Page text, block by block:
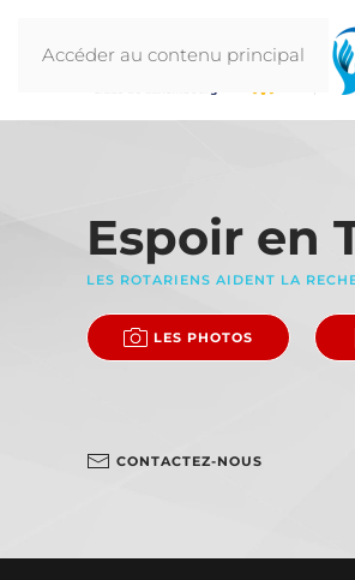
Accéder au contenu principal
Espoir en
LES ROTARIENS AIDENT LA
LES PHOTOS
CONTACTEZ-NOUS